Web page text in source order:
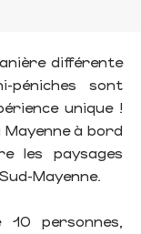
différente
péniches sont
unique !
Mayenne à bord
les paysages
Mayenne.
10 personnes,